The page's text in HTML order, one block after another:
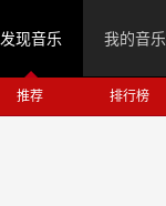
发现音乐 我的音乐
推荐 排行榜